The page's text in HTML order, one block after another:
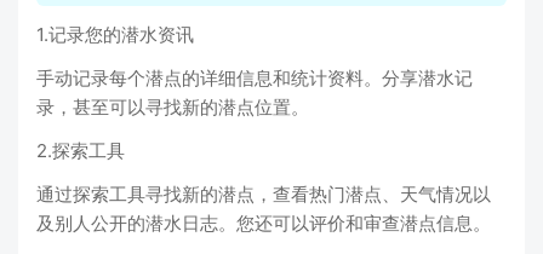
1.记录您的潜水资讯
手动记录每个潜点的详细信息和统计资料。分享潜水记
录，甚至可以寻找新的潜点位置。
2.探索工具
通过探索工具寻找新的潜点，查看热门潜点、天气情况以
及别人公开的潜水日志。您还可以评价和审查潜点信息。